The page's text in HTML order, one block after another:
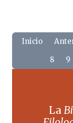
Inicio
8
9
La